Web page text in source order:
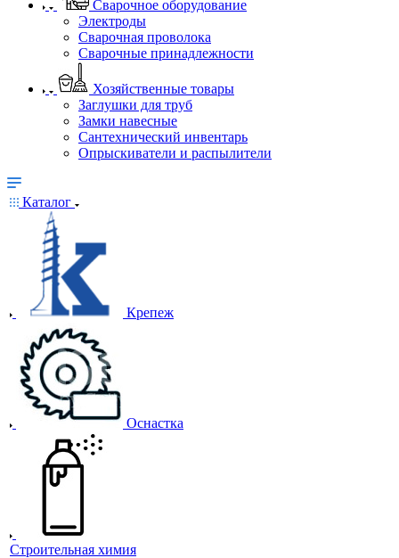
Сварочное оборудование
Электроды
Сварочная проволока
Сварочные принадлежности
Хозяйственные товары
Заглушки для труб
Замки навесные
Сантехнический инвентарь
Опрыскиватели и распылители
Каталог
Крепеж
Оснастка
Строительная химия